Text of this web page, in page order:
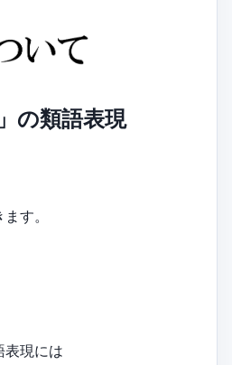
の類語表現
す。
表現には